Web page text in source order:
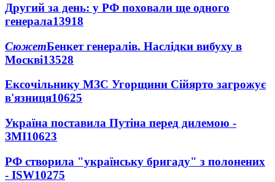
Другий за день: у РФ поховали ще одного
генерала13918
СюжетБенкет генералів. Наслідки вибуху в
Москві13528
Ексочільнику МЗС Угорщини Сійярто загрожує
в'язниця10625
Україна поставила Путіна перед дилемою -
ЗМІ10623
РФ створила "українську бригаду" з полонених
- ISW10275